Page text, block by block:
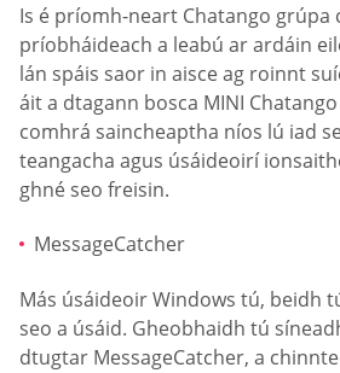
Is é príomh-neart Chatango
príobháideach a leabú ar ardáin
lán spáis saor in aisce ag roinnt
áit a dtagann bosca MINI
comhrá saincheaptha níos lú iad
teangacha agus úsáideoirí
ghné seo freisin.
MessageCatcher
Más úsáideoir Windows tú, beidh
seo a úsáid. Gheobhaidh tú
dtugtar MessageCatcher, a